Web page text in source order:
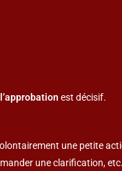
est décisif.
une petite
une clarification, etc.